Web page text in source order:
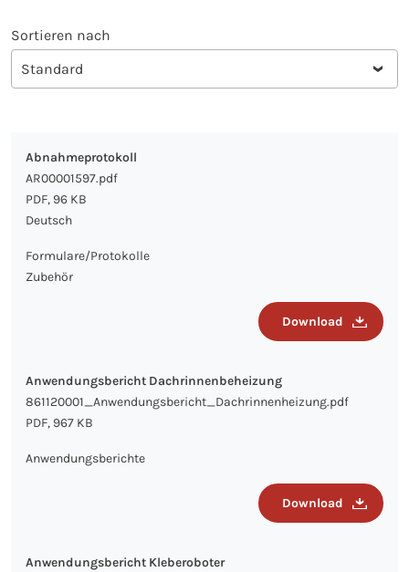
Sortieren nach
Abnahmeprotokoll
AR00001597.pdf
PDF, 96 KB
Deutsch
Formulare/Protokolle
Zubehör
Download
Anwendungsbericht Dachrinnenbeheizung
861120001_Anwendungsbericht_Dachrinnenheizung.pdf
PDF, 967 KB
Anwendungsberichte
Download
Anwendungsbericht Kleberoboter